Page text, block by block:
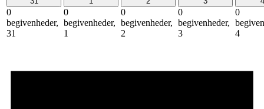
0
begivenheder,
31
0
begivenheder,
1
0
begivenheder,
2
0
begivenheder,
3
0
4